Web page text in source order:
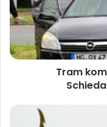
met
auto
|
Schiedamseweg
Rotterdam
Tram
onderzoekt